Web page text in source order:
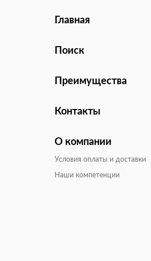
Главная
Поиск
Преимущества
Контакты
О компании
Условия оплаты и доставки
Наши компетенции